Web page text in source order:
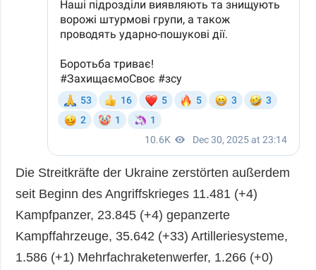
Die Streitkräfte der Ukraine zerstörten außerdem
seit Beginn des Angriffskrieges 11.481 (+4)
Kampfpanzer, 23.845 (+4) gepanzerte
Kampffahrzeuge, 35.642 (+33) Artilleriesysteme,
1.586 (+1) Mehrfachraketenwerfer, 1.266 (+0)